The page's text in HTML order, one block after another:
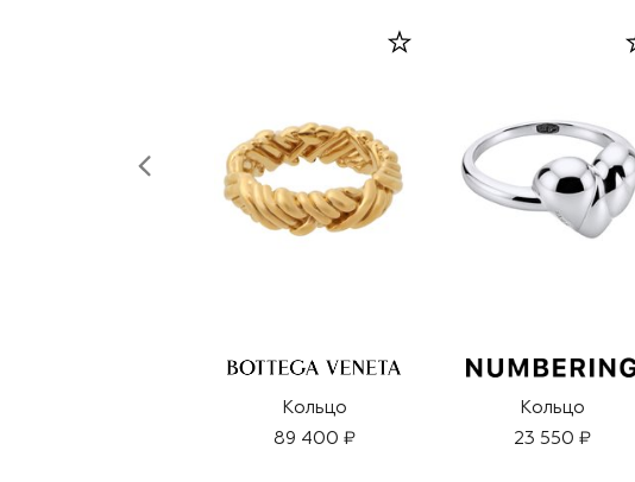
Кольцо
89 400 ₽
Кольцо
23 550 ₽